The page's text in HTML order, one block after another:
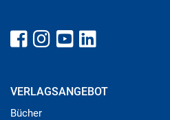
VERLAGSANGEBOT
Bücher